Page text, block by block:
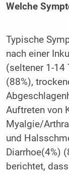
Welche
Typische
nach einer
(seltener 1-14
(88%),
Auftreten von
Myalgie/
und
Diarrhoe(4%)
berichtet,